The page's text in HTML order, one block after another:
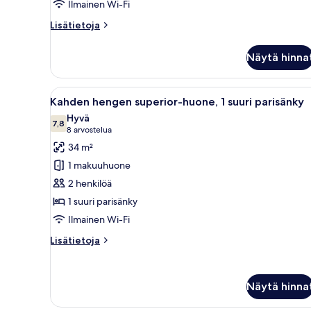
Ilmainen Wi-Fi
Lisätietoja
Lisätietoja
Näytä
Avaa
kaikki
huonetyypin
Kahden
hengen
superior-
huone,
1
suuri
parisänky
Hotellihuone, jossa on
7
Kahden hengen superior-huone, 1 suuri parisänky
7,87,8 kautta 10
Hyvä
8 arvostelua
(8
arvostelua)
34 m²
1 makuuhuone
2 henkilöä
1 suuri parisänky
Ilmainen Wi-Fi
Lisätietoja
Lisätietoja
huone,
Näytä